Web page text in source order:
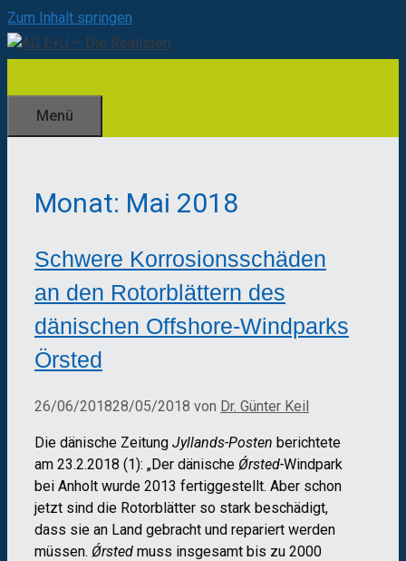
Zum Inhalt springen
Menü
Monat: Mai 2018
Schwere Korrosionsschäden
an den Rotorblättern des
dänischen Offshore-Windparks
Örsted
26/06/201828/05/2018 von Dr. Günter Keil
Die dänische Zeitung Jyllands-Posten berichtete
am 23.2.2018 (1): „Der dänische Ǿrsted-Windpark
bei Anholt wurde 2013 fertiggestellt. Aber schon
jetzt sind die Rotorblätter so stark beschädigt,
dass sie an Land gebracht und repariert werden
müssen. Ǿrsted muss insgesamt bis zu 2000